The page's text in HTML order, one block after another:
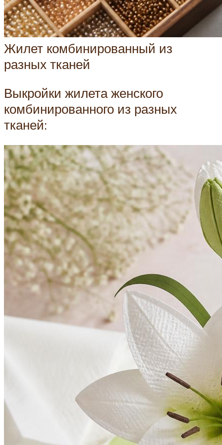
Жилет комбинированный из
разных тканей
Выкройки жилета женского
комбинированного из разных
тканей: